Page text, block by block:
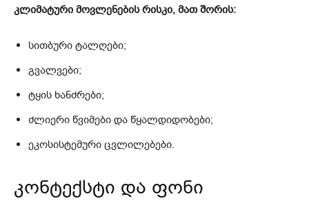
კლიმატური მოვლენების რისკი, მათ შორის:
სითბური ტალღები;
გვალვები;
ტყის ხანძრები;
ძლიერი წვიმები და წყალდიდობები;
ეკოსისტემური ცვლილებები.
კონტექსტი და ფონი